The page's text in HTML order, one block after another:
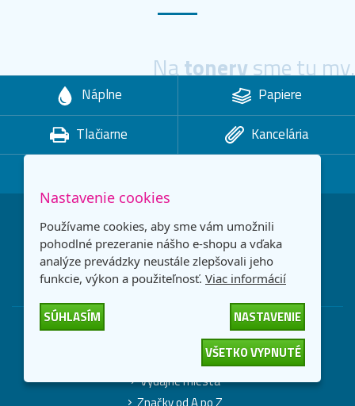
Natonerysme tu my.
Náplne
Papiere
Tlačiarne
Kancelária
Zľavy na tonery a akcie ihneď na váš email:
CHCEM ZĽAVU
Všetko o nákupe
Spôsob doručenia a ceny
Výdajné miesta
Nastavenie cookies
Používame cookies, aby sme vám umožnili
pohodlné prezeranie nášho e-shopu a vďaka
analýze prevádzky neustále zlepšovali jeho
funkcie, výkon a použiteľnosť. Viac informácií
SÚHLASÍM
NASTAVENIE
VŠETKO VYPNUTÉ